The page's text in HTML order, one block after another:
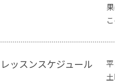
レッスンスケジュール